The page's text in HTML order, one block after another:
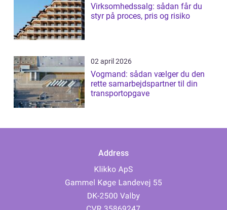
Virksomhedssalg: sådan får du
styr på proces, pris og risiko
02 april 2026
Vogmand: sådan vælger du den
rette samarbejdspartner til din
transportopgave
Address